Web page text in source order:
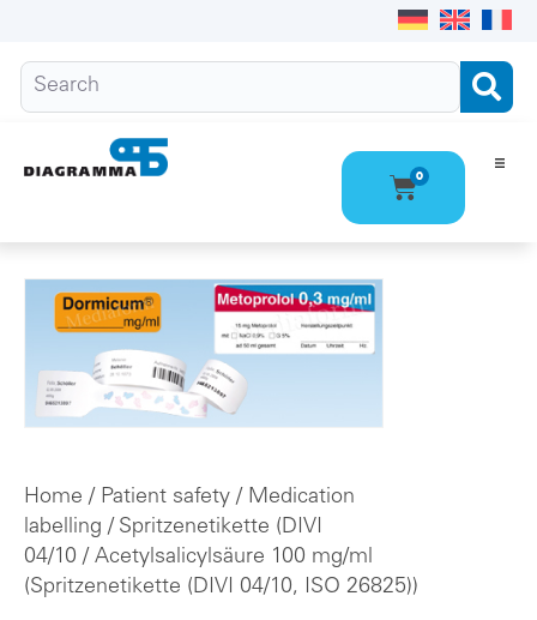
0
Home / Patient safety / Medication
labelling / Spritzenetikette (DIVI
04/10 / Acetylsalicylsäure 100 mg/ml
(Spritzenetikette (DIVI 04/10, ISO 26825))